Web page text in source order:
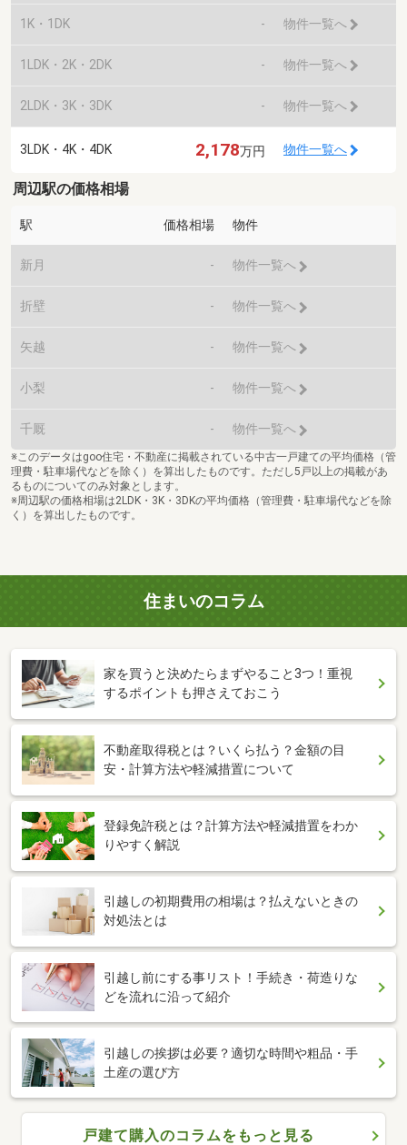
1K・1DK - 物件一覧へ
1LDK・2K・2DK - 物件一覧へ
2LDK・3K・3DK - 物件一覧へ
3LDK・4K・4DK 2,178万円 物件一覧へ
周辺駅の価格相場
駅 価格相場 物件
新月 - 物件一覧へ
折壁 - 物件一覧へ
矢越 - 物件一覧へ
小梨 - 物件一覧へ
千厩 - 物件一覧へ
※このデータはgoo住宅・不動産に掲載されている中古一戸建ての平均価格（管
理費・駐車場代などを除く）を算出したものです。ただし5戸以上の掲載があ
るものについてのみ対象とします。
※周辺駅の価格相場は2LDK・3K・3DKの平均価格（管理費・駐車場代などを除
く）を算出したものです。
住まいのコラム
家を買うと決めたらまずやること3つ！重視
するポイントも押さえておこう
不動産取得税とは？いくら払う？金額の目
安・計算方法や軽減措置について
登録免許税とは？計算方法や軽減措置をわか
りやすく解説
引越しの初期費用の相場は？払えないときの
対処法とは
引越し前にする事リスト！手続き・荷造りな
どを流れに沿って紹介
引越しの挨拶は必要？適切な時間や粗品・手
土産の選び方
戸建て購入のコラムをもっと見る